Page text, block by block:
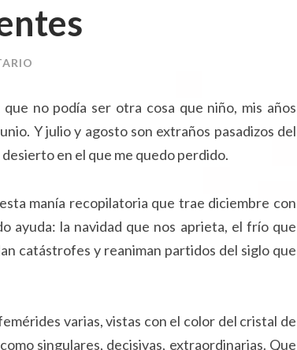
no podía ser otra cosa que niño, mis años
Y julio y agosto son extraños pasadizos del
en el que me quedo perdido.
manía recopilatoria que trae diciembre con
ayuda: la navidad que nos aprieta, el frío que
catástrofes y reaniman partidos del siglo que
varias, vistas con el color del cristal de
singulares, decisivas, extraordinarias. Que